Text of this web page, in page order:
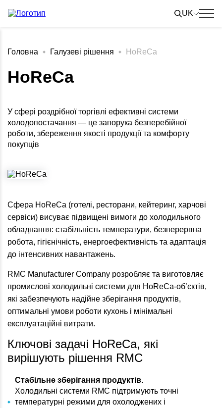
UK
Головна Галузеві рішення HoReCa
HoReCa
У сфері роздрібної торгівлі ефективні системи
холодопостачання — це запорука безперебійної
роботи, збереження якості продукції та комфорту
покупців
Сфера HoReCa (готелі, ресторани, кейтеринг, харчові
сервіси) висуває підвищені вимоги до холодильного
обладнання: стабільність температури, безперервна
робота, гігієнічність, енергоефективність та адаптація
до інтенсивних навантажень.
RMC Manufacturer Company розробляє та виготовляє
промислові холодильні системи для HoReCa-об’єктів,
які забезпечують надійне зберігання продуктів,
оптимальні умови роботи кухонь і мінімальні
експлуатаційні витрати.
Ключові задачі HoReCa, які
вирішують рішення RMC
Стабільне зберігання продуктів.
Холодильні системи RMC підтримують точні
температурні режими для охолоджених і